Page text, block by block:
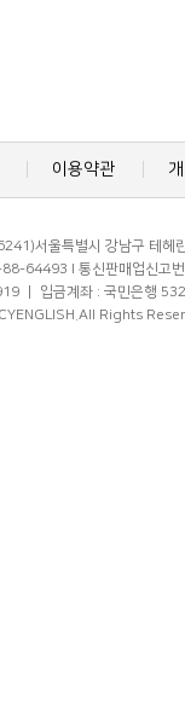
이용약관
서울특별시 강남구 테헤
64493 l 통신판매업신고
ㅣ 입금계좌 : 국민은행
Rights